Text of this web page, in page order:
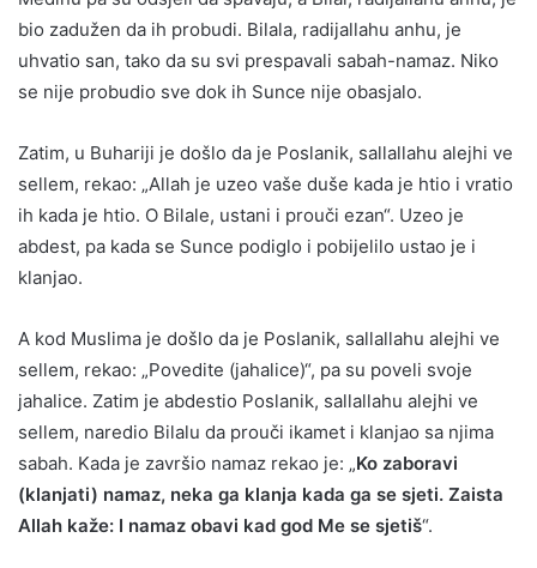
bio zadužen da ih probudi. Bilala, radijallahu anhu, je
uhvatio san, tako da su svi prespavali sabah-namaz. Niko
se nije probudio sve dok ih Sunce nije obasjalo.
Zatim, u Buhariji je došlo da je Poslanik, sallallahu alejhi ve
sellem, rekao: „Allah je uzeo vaše duše kada je htio i vratio
ih kada je htio. O Bilale, ustani i prouči ezan“. Uzeo je
abdest, pa kada se Sunce podiglo i pobijelilo ustao je i
klanjao.
A kod Muslima je došlo da je Poslanik, sallallahu alejhi ve
sellem, rekao: „Povedite (jahalice)“, pa su poveli svoje
jahalice. Zatim je abdestio Poslanik, sallallahu alejhi ve
sellem, naredio Bilalu da prouči ikamet i klanjao sa njima
sabah. Kada je završio namaz rekao je: „Ko zaboravi
(klanjati) namaz, neka ga klanja kada ga se sjeti. Zaista
Allah kaže: I namaz obavi kad god Me se sjetiš“.